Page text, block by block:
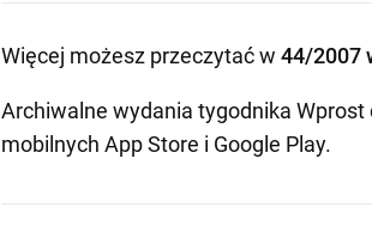
Więcej możesz przeczytać w 44/2007
Archiwalne wydania tygodnika
mobilnych App Store i Google Play.